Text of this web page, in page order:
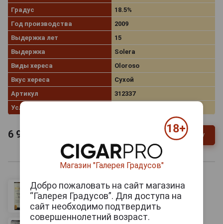
Градус
18.5%
Год производства
2009
Выдержка лет
15
Выдержка
Solera
Виды хереса
Oloroso
Вкус хереса
Сухой
Артикул
312337
Условия продаж
6 917 В заявку
Магазин "Галерея Градусов"
Добро пожаловать на сайт магазина
“Галерея Градусов”. Для доступа на
сайт необходимо подтвердить
совершеннолетний возраст.